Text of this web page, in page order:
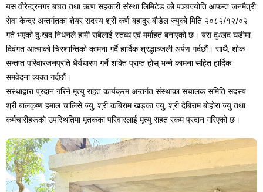
यस वीरेन्द्रनगर बचत तथा ऋण सहकारी संस्था लिमिटेड को पञ्चज्योति आफन्त जनमैत्री
सेवा केन्द्र अन्तर्गतका शेयर सदस्य श्री कर्ण बहादुर बौडेल ज्युको मिति २०८२/१२/०२
गते भएको दुःखद निधनले हामी सबैलाई स्तब्ध एवं मर्माहत बनाएको छ। यस दुःखद घडीमा
दिवंगत आत्माको चिरशान्तिको कामना गर्दै हार्दिक श्रद्धाञ्जली अर्पण गर्दछौं। साथै, शोक
सन्तप्त परिवारजनप्रति धैर्यधारण गर्ने शक्ति प्राप्त होस् भन्ने कामना सहित हार्दिक
समवेदना व्यक्त गर्दछौं।
संस्थाद्वारा प्रदान गरिने मृत्यु राहत कार्यक्रम अन्तर्गत संस्थाका संचालक समिति सदस्य
श्री बालकृष्ण हमाल चालिसे ज्यु, श्री कबिराम खड्का ज्यु, श्री देबिराम बोहोरा ज्यु तथा
कर्मचारीहरूको उपस्थितिमा मृतकका परिवारलाई मृत्यु राहत रकम प्रदान गरिएको छ।